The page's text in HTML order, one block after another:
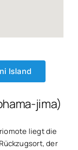
Island
jima)
liegt die
der